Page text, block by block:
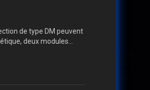
de type DM peuvent
deux modules…